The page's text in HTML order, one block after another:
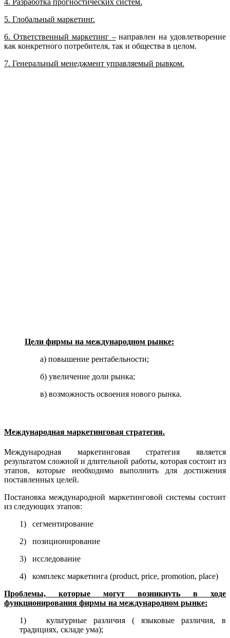
4. Разработка прогностических систем.
5. Глобальный маркетинг.
6. Ответственный маркетинг –направлен на удовлетворение
как конкретного потребителя, так и общества в целом.
7. Генеральный менеджмент управляемый рывком.
Цели фирмы на международном рынке:
а) повышение рентабельности;
б) увеличение доли рынка;
в) возможность освоения нового рынка.
Международная маркетинговая стратегия.
Международная маркетинговая стратегия является
результатом сложной и длительной работы, которая состоит из
этапов, которые необходимо выполнить для достижения
поставленных целей.
Постановка международной маркетинговой системы состоит
из следующих этапов:
1) сегментирование
2) позиционирование
3) исследование
4) комплекс маркетинга (product, price, promotion, place)
Проблемы, которые могут возникнуть в ходе
функционирования фирмы на международном рынке:
1) культурные различия ( языковые различия, в
традициях, складе ума);